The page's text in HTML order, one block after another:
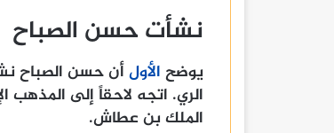
نشأت حسن الصباح
يوضح الأولأن حسن الصباح
الري. اتجه لاحقاً إلى المذهب
الملك بن عطاش.